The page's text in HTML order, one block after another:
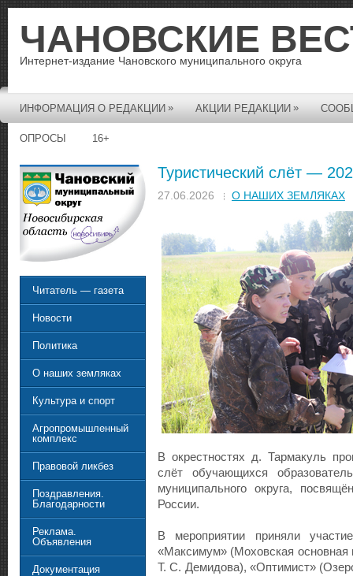
ЧАНОВСКИЕ
Интернет-издание Чановского муниципального округа
ИНФОРМАЦИЯ О РЕДАКЦИИ » АКЦИИ РЕДАКЦИИ »
ОПРОСЫ 16+
Туристический слёт —
27.06.2026 О НАШИХ ЗЕМЛЯКАХ
В окрестностях д. Тармакуль
слёт обучающихся
муниципального округа,
России.
В мероприятии приняли
«Максимум» (Моховская
Т. С. Демидова), «Оптимист»
Читатель — газета
Новости
Политика
О наших земляках
Культура и спорт
Агропромышленный
комплекс
Правовой ликбез
Поздравления.
Благодарности
Реклама.
Объявления
Документация